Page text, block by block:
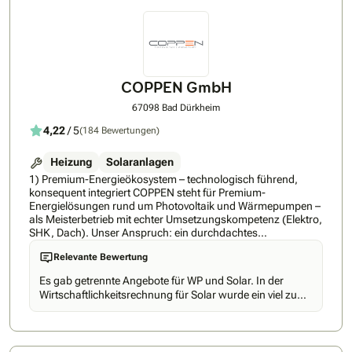
COPPEN GmbH
67098 Bad Dürkheim
4,22/ 5(184 Bewertungen)
Heizung
Solaranlagen
1) Premium-Energieökosystem – technologisch führend,
konsequent integriert COPPEN steht für Premium-
Energielösungen rund um Photovoltaik und Wärmepumpen –
als Meisterbetrieb mit echter Umsetzungskompetenz (Elektro,
SHK, Dach). Unser Anspruch: ein durchdachtes
Gesamtsystem statt Insellösungen. Dafür verbinden wir
Entwicklung und Produktion mit Planung und Installation und
setzen bewusst auf ausschließlich Geräte aus unserem
Portfolio auf höchstem technologischem Niveau, die wir
kontinuierlich weiterentwickeln. So entsteht ein integriertes
Ökosystem aus PV, Speicher, Wallbox, Wärmepumpe und
Relevante Bewertung
Es gab getrennte Angebote für WP und Solar. In der
Wirtschaftlichkeitsrechnung für Solar wurde ein viel zu
niedriger Strombedarf für die WP angesetzt, der